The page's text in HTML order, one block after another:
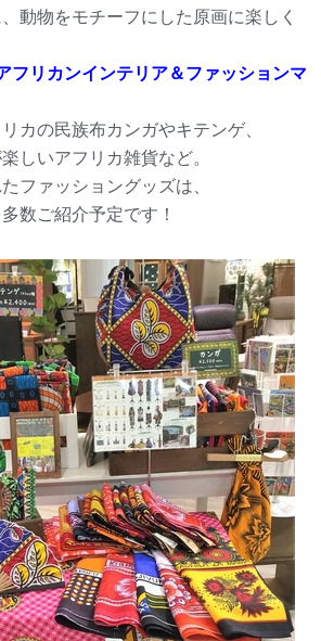
動物をモチーフにした原画に楽しく
フリカンインテリア＆ファッションマ
カの民族布カンガやキテンゲ、
しいアフリカ雑貨など。
ファッショングッズは、
数ご紹介予定です！